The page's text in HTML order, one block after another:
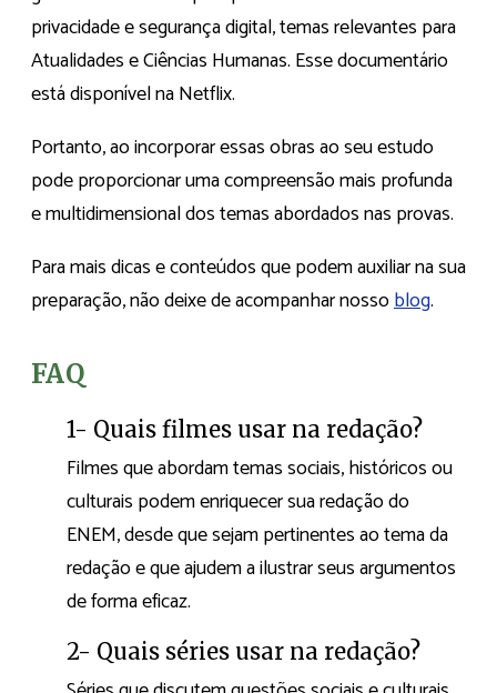
privacidade e segurança digital, temas relevantes para
Atualidades e Ciências Humanas. Esse documentário
está disponível na Netflix.
Portanto, ao incorporar essas obras ao seu estudo
pode proporcionar uma compreensão mais profunda
e multidimensional dos temas abordados nas provas.
Para mais dicas e conteúdos que podem auxiliar na sua
preparação, não deixe de acompanhar nossoblog.
FAQ
1- Quais filmes usar na redação?
Filmes que abordam temas sociais, históricos ou
culturais podem enriquecer sua redação do
ENEM, desde que sejam pertinentes ao tema da
redação e que ajudem a ilustrar seus argumentos
de forma eficaz.
2- Quais séries usar na redação?